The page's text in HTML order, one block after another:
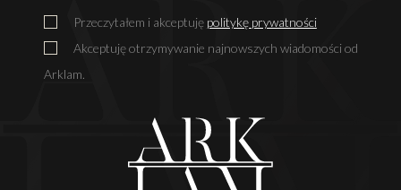
Przeczytałem i akceptuję politykę prywatności
Akceptuję otrzymywanie najnowszych wiadomości od
Arklam.